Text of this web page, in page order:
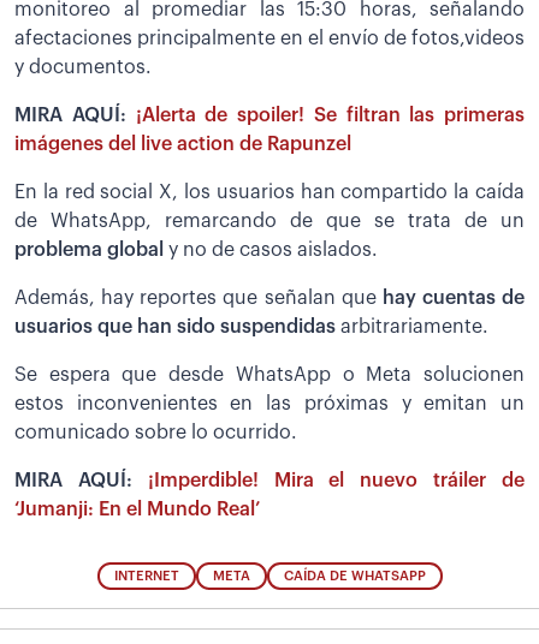
monitoreo al promediar las 15:30 horas, señalando
afectaciones principalmente en el envío de fotos,videos
y documentos.
MIRA AQUÍ: ¡Alerta de spoiler! Se filtran las primeras
imágenes del live action de Rapunzel
En la red social X, los usuarios han compartido la caída
de WhatsApp, remarcando de que se trata de un
problema global y no de casos aislados.
Además, hay reportes que señalan que hay cuentas de
usuarios que han sido suspendidas arbitrariamente.
Se espera que desde WhatsApp o Meta solucionen
estos inconvenientes en las próximas y emitan un
comunicado sobre lo ocurrido.
MIRA AQUÍ: ¡Imperdible! Mira el nuevo tráiler de
‘Jumanji: En el Mundo Real’
INTERNET META CAÍDA DE WHATSAPP